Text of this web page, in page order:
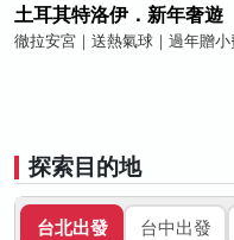
土耳其特洛伊．新年奢遊
徹拉安宮｜送熱氣球｜過年贈小
探索目的地
台北出發 台中出發